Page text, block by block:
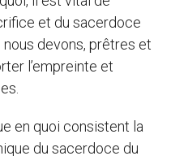
et du sacerdoce
nous devons, prêtres et
l’empreinte et
en quoi consistent la
du sacerdoce du